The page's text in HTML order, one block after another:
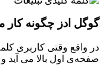
گوگل ادز چگونه کار
در واقع وقتی کاربری
صفحه‌ی اول بالا می آید